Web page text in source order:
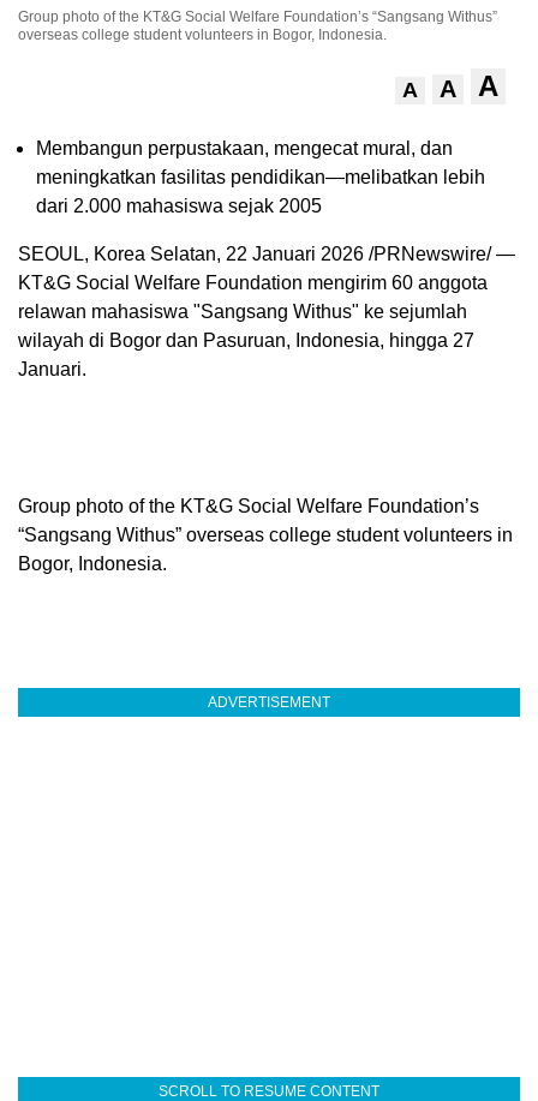
Group photo of the KT&G Social Welfare Foundation’s “Sangsang Withus”
overseas college student volunteers in Bogor, Indonesia.
A A A
Membangun perpustakaan, mengecat mural, dan
meningkatkan fasilitas pendidikan—melibatkan lebih
dari 2.000 mahasiswa sejak 2005
SEOUL, Korea Selatan, 22 Januari 2026 /PRNewswire/ —
KT&G Social Welfare Foundation mengirim 60 anggota
relawan mahasiswa "Sangsang Withus" ke sejumlah
wilayah di Bogor dan Pasuruan, Indonesia, hingga 27
Januari.
Group photo of the KT&G Social Welfare Foundation’s
“Sangsang Withus” overseas college student volunteers in
Bogor, Indonesia.
ADVERTISEMENT
SCROLL TO RESUME CONTENT